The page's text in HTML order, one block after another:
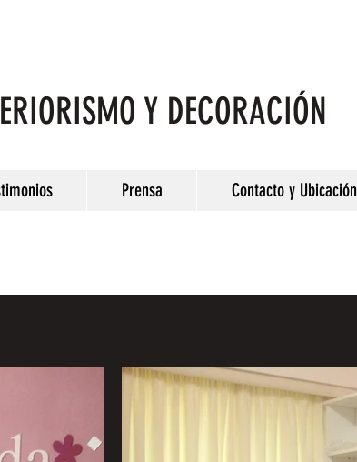
Y DECORACIÓN
Prensa Contacto y Ubicación